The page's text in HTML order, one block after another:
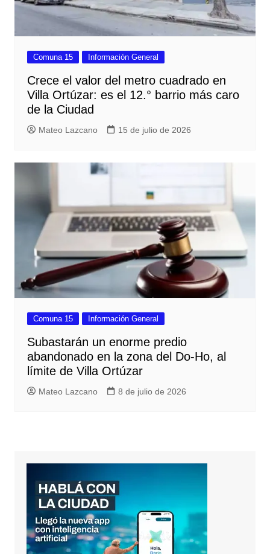
Comuna 15 Información General
Crece el valor del metro cuadrado en
Villa Ortúzar: es el 12.° barrio más caro
de la Ciudad
Mateo Lazcano 15 de julio de 2026
Comuna 15 Información General
Subastarán un enorme predio
abandonado en la zona del Do-Ho, al
límite de Villa Ortúzar
Mateo Lazcano 8 de julio de 2026